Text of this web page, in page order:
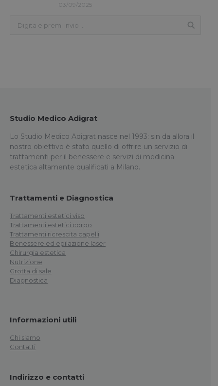
03/09/2025
Studio Medico Adigrat
Lo Studio Medico Adigrat nasce nel 1993: sin da allora il
nostro obiettivo è stato quello di offrire un servizio di
trattamenti per il benessere e servizi di medicina
estetica altamente qualificati a Milano.
Trattamenti e Diagnostica
Trattamenti estetici viso
Trattamenti estetici corpo
Trattamenti ricrescita capelli
Benessere ed epilazione laser
Chirurgia estetica
Nutrizione
Grotta di sale
Diagnostica
Informazioni utili
Chi siamo
Contatti
Indirizzo e contatti